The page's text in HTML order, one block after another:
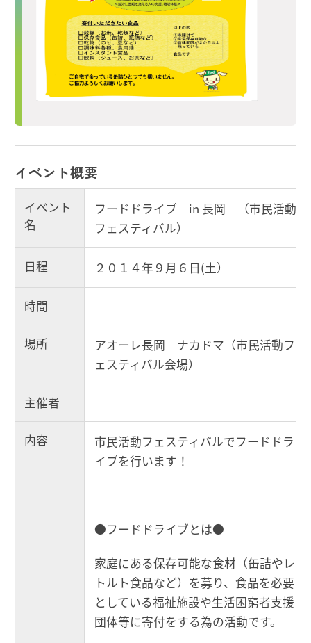
イベント概要
イベント
名
フードドライブ in 長岡 （市民活動
フェスティバル）
日程 ２０１４年９月６日(土）
時間
場所
アオーレ長岡 ナカドマ（市民活動フ
ェスティバル会場）
主催者
内容
市民活動フェスティバルでフードドラ
イブを行います！
●フードドライブとは●
家庭にある保存可能な食材（缶詰やレ
トルト食品など）を募り、食品を必要
としている福祉施設や生活困窮者支援
団体等に寄付をする為の活動です。